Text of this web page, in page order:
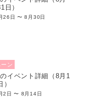
日）
26日 〜 8月30日
ン
イベント詳細（8月1
）
2日 〜 8月14日